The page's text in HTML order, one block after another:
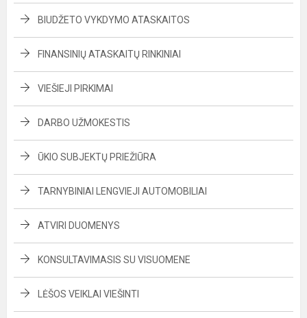
BIUDŽETO VYKDYMO ATASKAITOS
FINANSINIŲ ATASKAITŲ RINKINIAI
VIEŠIEJI PIRKIMAI
DARBO UŽMOKESTIS
ŪKIO SUBJEKTŲ PRIEŽIŪRA
TARNYBINIAI LENGVIEJI AUTOMOBILIAI
ATVIRI DUOMENYS
KONSULTAVIMASIS SU VISUOMENE
LĖŠOS VEIKLAI VIEŠINTI